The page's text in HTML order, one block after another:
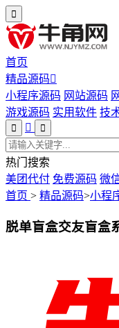
首页
精品源码
小程序源码 网站源码
游戏源码 实用软件 技
热门搜索
美团代付 免费源码 微
首页 > 精品源码>小程
脱单盲盒交友盲盒